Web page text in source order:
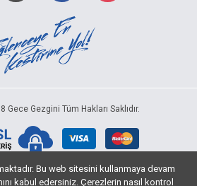
Gece Gezgini Tüm Hakları Saklıdır.
Bu web sitesini kullanmaya devam
kabul edersiniz. Çerezlerin nasıl kontrol